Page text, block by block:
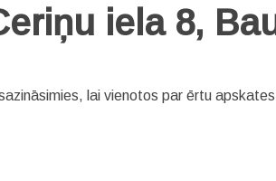
iela 8,
lai vienotos par ērtu